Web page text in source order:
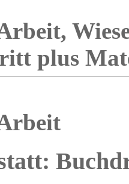
plus